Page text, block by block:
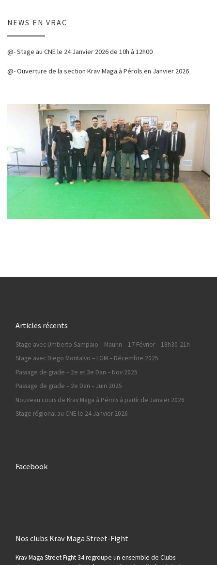
NEWS EN VRAC
@- Stage au CNE le 24 Janvier 2026 de 10h à 12h00
@- Ouverture de la section Krav Maga à Pérols en Janvier 2026
Articles récents
Stage avec Umberto Sampaio – Maurin – 17 Février – 18h30-21h
Stage avec Diego Montalvo – LGM – Décembre 2025
Passage de grade – 2e et 3e Dan – Nov 2025
Passage de grade – 2e Dan – Juin 2025
Nouveau cours de Krav Maga à Pérols à partir de Janvier 2026
Stage régional au CNE le 24 Janvier 2026
Facebook
Nos clubs Krav Maga Street-Fight
Krav Maga Street Fight 34 regroupe un ensemble de Clubs